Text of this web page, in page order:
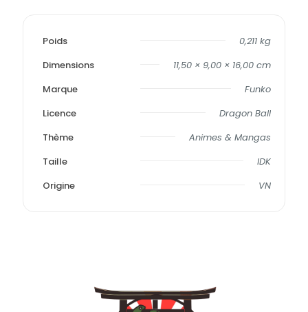
Poids
0,211 kg
Dimensions
11,50 × 9,00 × 16,00 cm
Marque
Funko
Licence
Dragon Ball
Thème
Animes & Mangas
Taille
IDK
Origine
VN